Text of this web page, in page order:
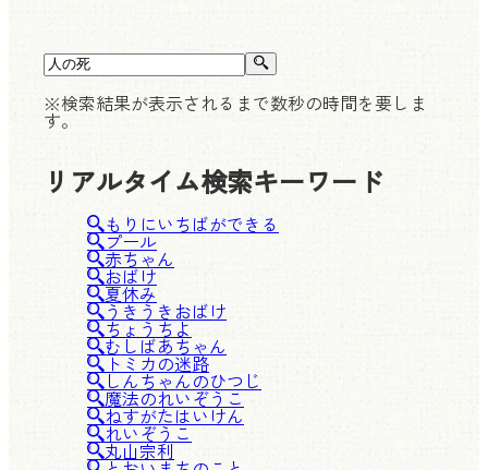
※検索結果が表示されるまで数秒の時間を要しま
す。
リアルタイム検索キーワード
もりにいちばができる
プール
赤ちゃん
おばけ
夏休み
うきうきおばけ
ちょうちよ
むしばあちゃん
トミカの迷路
しんちゃんのひつじ
魔法のれいぞうこ
ねすがたはいけん
れいぞうこ
丸山宗利